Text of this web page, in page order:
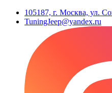
105187, г. Москва, ул.
TuningJeep@yandex.ru